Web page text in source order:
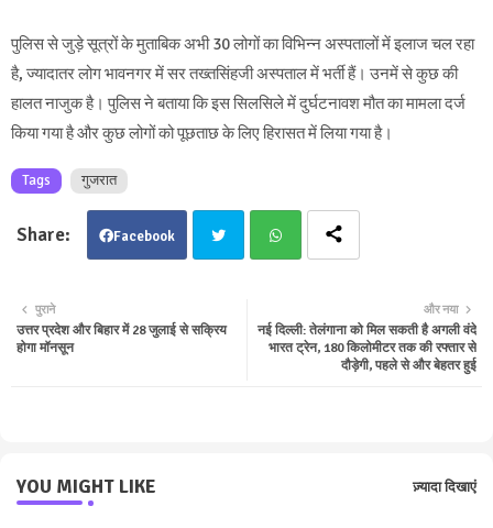
पुलिस से जुड़े सूत्रों के मुताबिक अभी 30 लोगों का विभिन्न अस्पतालों में इलाज चल रहा
है, ज्यादातर लोग भावनगर में सर तख्तसिंहजी अस्पताल में भर्ती हैं। उनमें से कुछ की
हालत नाजुक है। पुलिस ने बताया कि इस सिलसिले में दुर्घटनावश मौत का मामला दर्ज
किया गया है और कुछ लोगों को पूछताछ के लिए हिरासत में लिया गया है।
Tags गुजरात
Facebook
ter tsa
और नया
नई दिल्ली: तेलंगाना को मिल सकती है अगली वंदे
भारत ट्रेन, 180 किलोमीटर तक की रफ्तार से
दौड़ेगी, पहले से और बेहतर हुई
पुराने
उत्तर प्रदेश और बिहार में 28 जुलाई से सक्रिय
होगा मॉनसून
YOU MIGHT LIKE ज़्यादा दिखाएं